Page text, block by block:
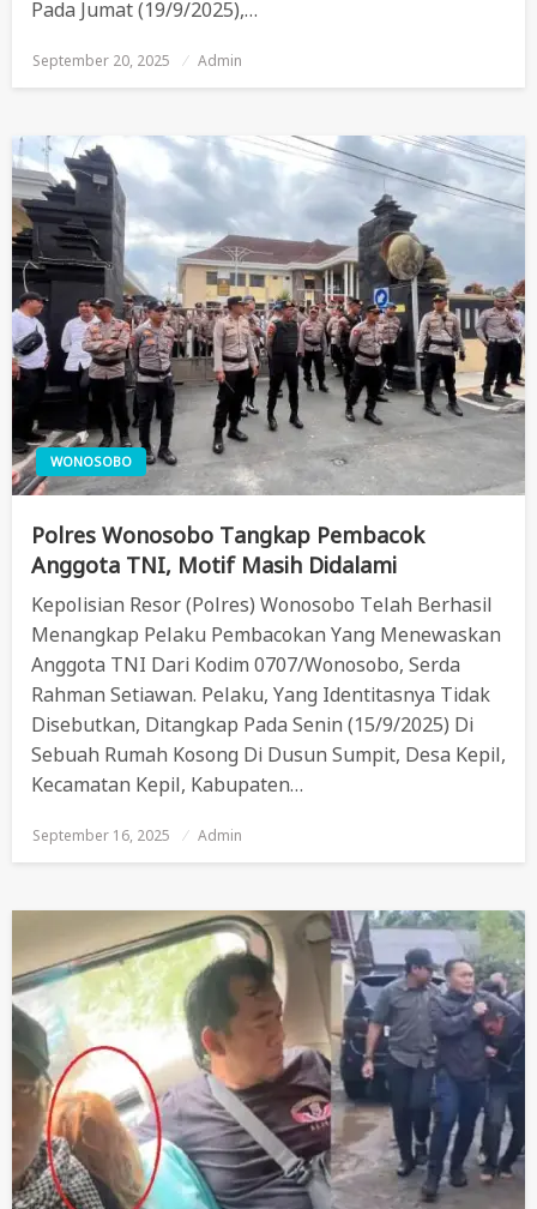
Pada Jumat (19/9/2025),…
Posted
On
September 20, 2025 Admin
WONOSOBO
Polres Wonosobo Tangkap Pembacok
Anggota TNI, Motif Masih Didalami
Kepolisian Resor (Polres) Wonosobo Telah Berhasil
Menangkap Pelaku Pembacokan Yang Menewaskan
Anggota TNI Dari Kodim 0707/Wonosobo, Serda
Rahman Setiawan. Pelaku, Yang Identitasnya Tidak
Disebutkan, Ditangkap Pada Senin (15/9/2025) Di
Sebuah Rumah Kosong Di Dusun Sumpit, Desa Kepil,
Kecamatan Kepil, Kabupaten…
Posted
On
September 16, 2025 Admin